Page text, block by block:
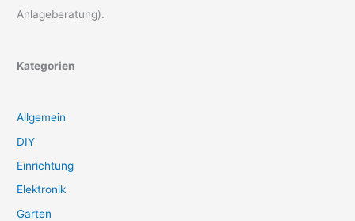
Anlageberatung).
Kategorien
Allgemein
DIY
Einrichtung
Elektronik
Garten